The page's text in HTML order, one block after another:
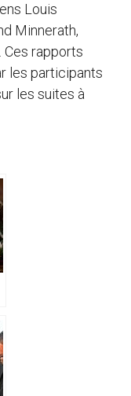
Louis
Minnerath,
Ces rapports
les participants
les suites à